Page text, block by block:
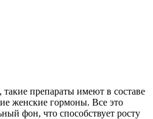
такие препараты имеют в составе
женские гормоны. Все это
фон, что способствует росту